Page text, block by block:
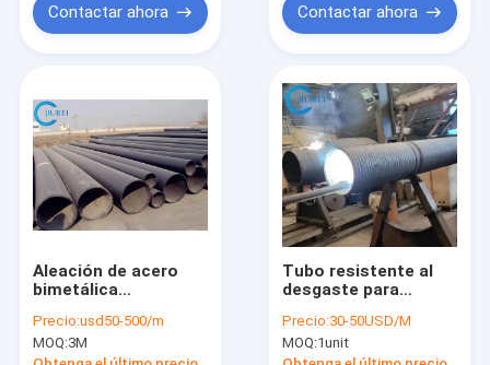
Productos
Los vídeos
Espectáculo VR
Control de calidad
Contactar ahora Contactar ahora
Aleación de acero
bimetálica
tubos antiusuras de
acero resistentes del
Precio:usd50-500/m
MOQ:3M
Tubo resistente al
desgaste para
de 1 m - 12 m Dureza
HRA 85-90
Precio:30-50USD/M
MOQ:1unit